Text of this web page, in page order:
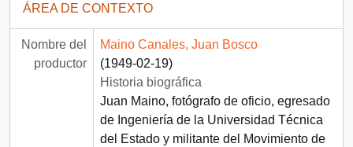
ÁREA DE CONTEXTO
Nombre del
productor
Maino Canales, Juan Bosco
(1949-02-19)
Historia biográfica
Juan Maino, fotógrafo de oficio, egresado
de Ingeniería de la Universidad Técnica
del Estado y militante del Movimiento de